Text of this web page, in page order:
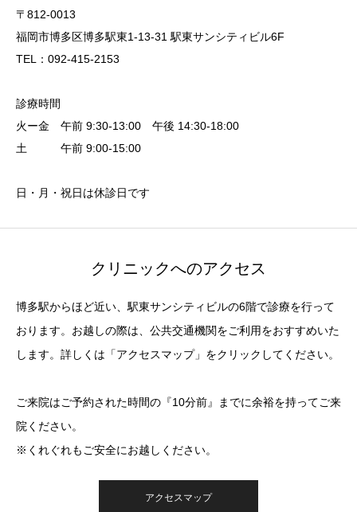
〒812-0013
福岡市博多区博多駅東1-13-31 駅東サンシティビル6F
TEL：092-415-2153
診療時間
火ー金 午前 9:30-13:00 午後 14:30-18:00
土 午前 9:00-15:00
日・月・祝日は休診日です
クリニックへのアクセス
博多駅からほど近い、駅東サンシティビルの6階で診療を行って
おります。お越しの際は、公共交通機関をご利用をおすすめいた
します。詳しくは「アクセスマップ」をクリックしてください。
ご来院はご予約された時間の『10分前』までに余裕を持ってご来
院ください。
※くれぐれもご安全にお越しください。
アクセスマップ